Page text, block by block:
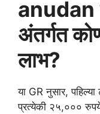
अंतर्गत
लाभ?
या GR नुसार, पहिल्या
प्रत्येकी २५,०००